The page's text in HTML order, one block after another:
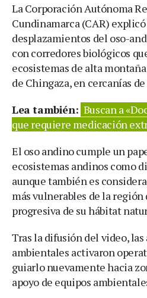
La Corporación Autónoma
Cundinamarca (CAR)
desplazamientos del oso-
con corredores biológicos
ecosistemas de alta
de Chingaza, en cercanías
Lea también: Buscan a
que requiere medicación
El oso andino cumple un
ecosistemas andinos como
aunque también es
más vulnerables de la región
progresiva de su hábitat
Tras la difusión del video,
ambientales activaron
guiarlo nuevamente hacia
apoyo de equipos